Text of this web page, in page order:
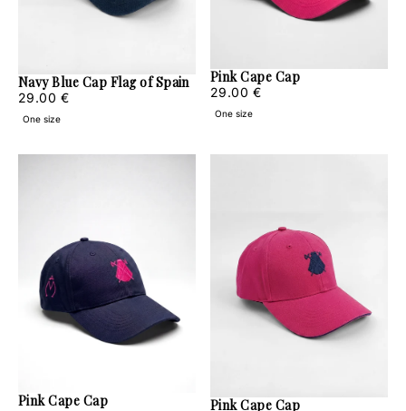
Navy Blue Cap Flag of Spain
29.00
€
Regular
price
29.00 €
One size
Pink Cape Cap
29.00
€
Regular
price
29.00 €
One size
Pink Cape Cap Pink Cape Cap